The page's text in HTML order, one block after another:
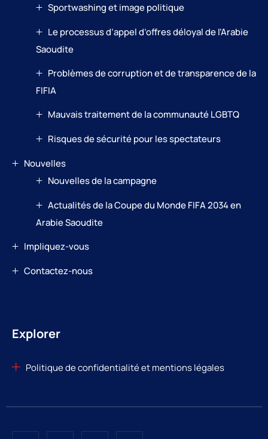
Sportwashing et image politique
Le processus d’appel d’offres déloyal de l’Arabie
Saoudite
Problèmes de corruption et de transparence de la
FIFIA
Mauvais traitement de la communauté LGBTQ
Risques de sécurité pour les spectateurs
Nouvelles
Nouvelles de la campagne
Actualités de la Coupe du Monde FIFA 2034 en
Arabie Saoudite
Impliquez-vous
Contactez-nous
Explorer
Politique de confidentialité et mentions légales